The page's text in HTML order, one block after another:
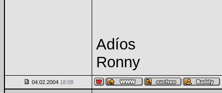
Adíos
Ronny
04.02.2004 18:08